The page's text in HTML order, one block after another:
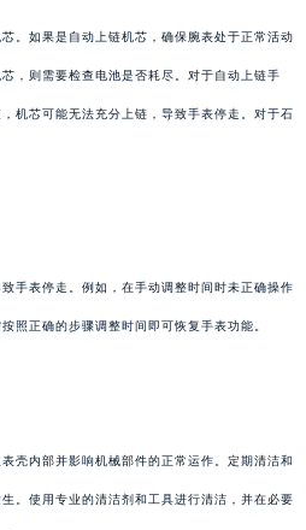
。如果是自动上链机芯，确保腕表处于正常活动
，则需要检查电池是否耗尽。对于自动上链手
机芯可能无法充分上链，导致手表停走。对于石
手表停走。例如，在手动调整时间时未正确操作
照正确的步骤调整时间即可恢复手表功能。
壳内部并影响机械部件的正常运作。定期清洁和
。使用专业的清洁剂和工具进行清洁，并在必要